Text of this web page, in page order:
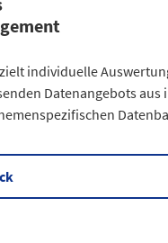
Diagramm
Atlanten
3
2
individuelle
Datenangebots aus